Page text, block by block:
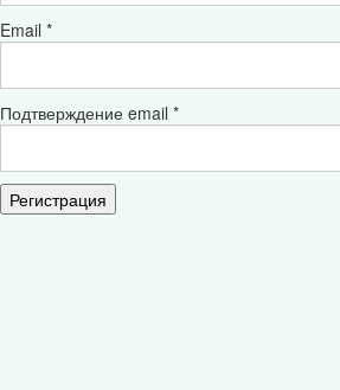
Email *
Подтверждение email *
Регистрация